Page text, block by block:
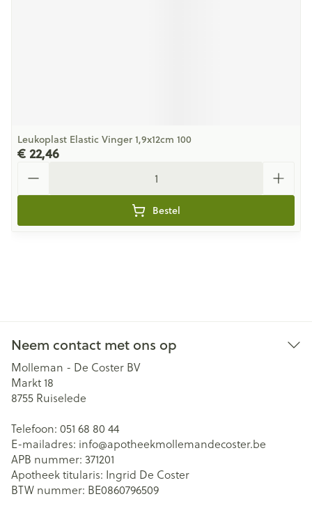
Leukoplast Elastic Vinger 1,9x12cm 100
€ 22,46
Bestel
Neem contact met ons op
Molleman - De Coster BV
Markt 18
8755 Ruiselede
Telefoon: 051 68 80 44
E-mailadres: info@apotheekmollemandecoster.be
APB nummer: 371201
Apotheek titularis: Ingrid De Coster
BTW nummer: BE0860796509